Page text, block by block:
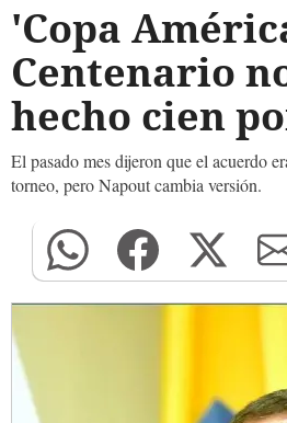
'Copa
Centenario
hecho cien
El pasado mes dijeron que el acuerdo
torneo, pero Napout cambia versión.